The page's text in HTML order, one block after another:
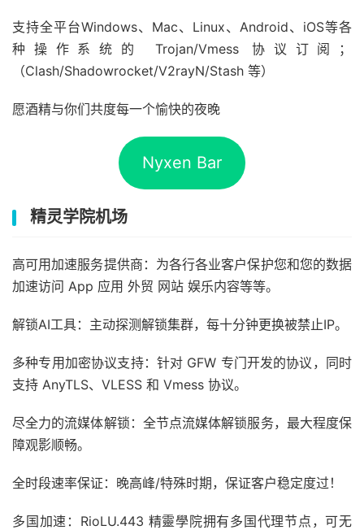
支持全平台Windows、Mac、Linux、Android、iOS等各
种操作系统的 Trojan/Vmess 协议订阅；
（Clash/Shadowrocket/V2rayN/Stash 等）
愿酒精与你们共度每一个愉快的夜晚
Nyxen Bar
精灵学院机场
高可用加速服务提供商：为各行各业客户保护您和您的数据
加速访问 App 应用 外贸 网站 娱乐内容等等。
解锁AI工具：主动探测解锁集群，每十分钟更换被禁止IP。
多种专用加密协议支持：针对 GFW 专门开发的协议，同时
支持 AnyTLS、VLESS 和 Vmess 协议。
尽全力的流媒体解锁：全节点流媒体解锁服务，最大程度保
障观影顺畅。
全时段速率保证：晚高峰/特殊时期，保证客户稳定度过！
多国加速：RioLU.443 精靈學院拥有多国代理节点，可无